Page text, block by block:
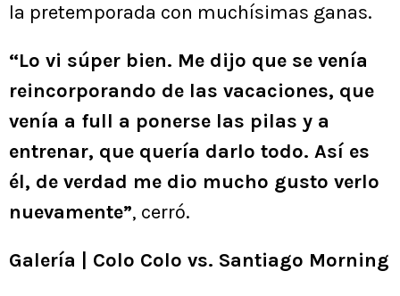
la pretemporada con muchísimas ganas.
“Lo vi súper bien. Me dijo que se venía
reincorporando de las vacaciones, que
venía a full a ponerse las pilas y a
entrenar, que quería darlo todo. Así es
él, de verdad me dio mucho gusto verlo
nuevamente”, cerró.
Galería | Colo Colo vs. Santiago Morning